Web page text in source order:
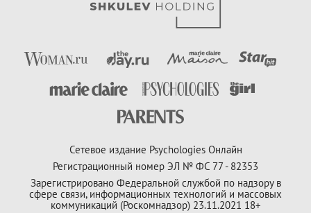
Сетевое издание Psychologies Онлайн
Регистрационный номер ЭЛ № ФС 77 - 82353
Зарегистрировано Федеральной службой по надзору в
сфере связи, информационных технологий и массовых
коммуникаций (Роскомнадзор) 23.11.2021 18+